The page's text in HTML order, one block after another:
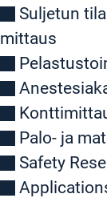
Suljetun
mittaus
Palo- ja
Safety